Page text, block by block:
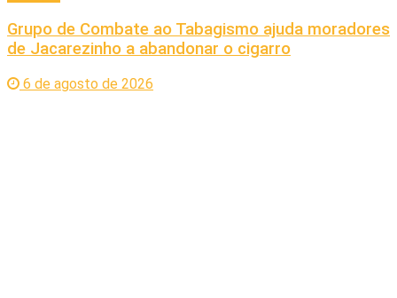
Grupo de Combate ao Tabagismo ajuda moradores
de Jacarezinho a abandonar o cigarro
6 de agosto de 2026